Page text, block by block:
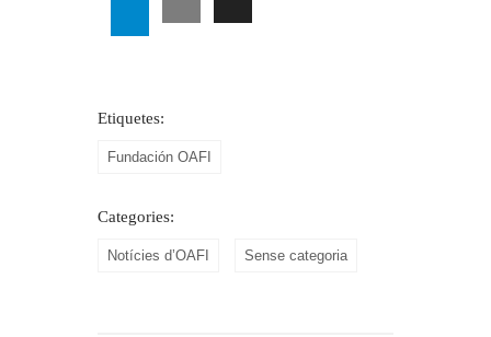
Etiquetes:
Fundación OAFI
Categories:
Notícies d’OAFI Sense categoria